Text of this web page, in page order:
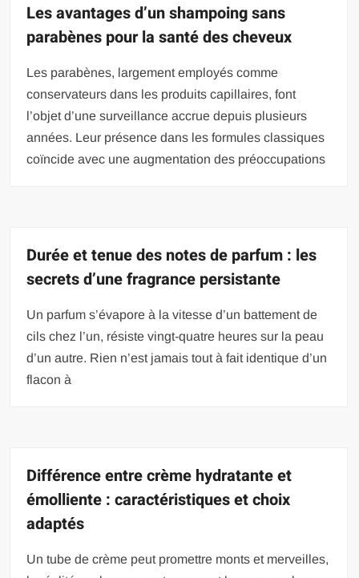
Les avantages d’un shampoing sans
parabènes pour la santé des cheveux
Les parabènes, largement employés comme
conservateurs dans les produits capillaires, font
l’objet d’une surveillance accrue depuis plusieurs
années. Leur présence dans les formules classiques
coïncide avec une augmentation des préoccupations
Durée et tenue des notes de parfum : les
secrets d’une fragrance persistante
Un parfum s’évapore à la vitesse d’un battement de
cils chez l’un, résiste vingt-quatre heures sur la peau
d’un autre. Rien n’est jamais tout à fait identique d’un
flacon à
Différence entre crème hydratante et
émolliente : caractéristiques et choix
adaptés
Un tube de crème peut promettre monts et merveilles,